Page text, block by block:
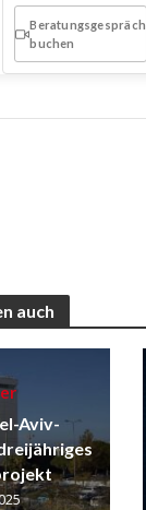
Beratungsgespräch
buchen
auch
Aviv-